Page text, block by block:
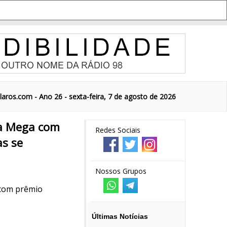
- Ano 26 - sexta-feira, 7 de agosto de 2026
Redes Sociais
Nossos Grupos
Últimas Notícias
Mega com
se
prêmio